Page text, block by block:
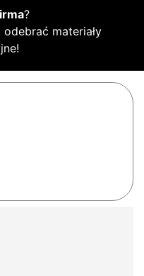
?
materiały